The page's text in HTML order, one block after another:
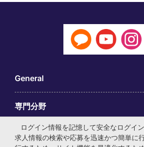
General
専門分野
アプリ
ログイン情報を記憶して安全なログイ
求人情報の検索や応募を迅速かつ簡単に